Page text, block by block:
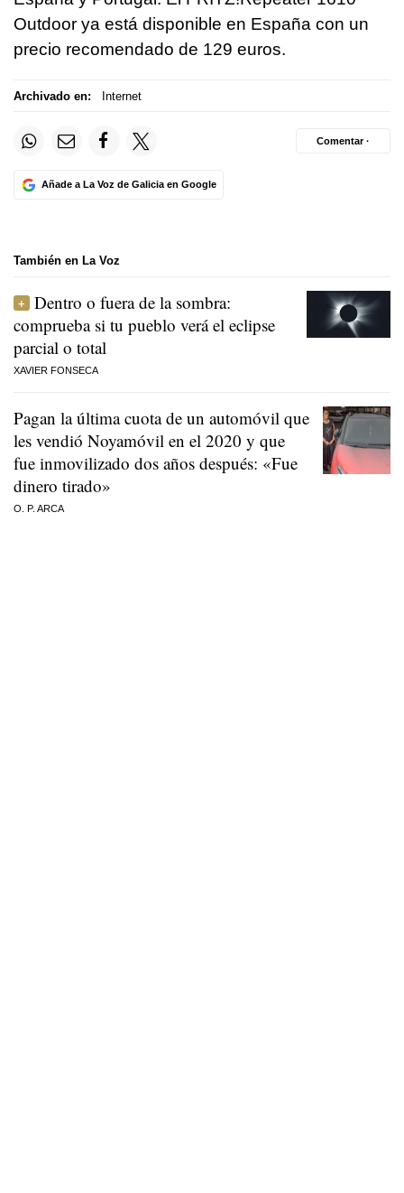
Outdoor ya está disponible en España con un
precio recomendado de 129 euros.
Archivado en: Internet
Añade a La Voz de Galicia en Google
Comentar ·
También en La Voz
Dentro o fuera de la sombra:
comprueba si tu pueblo verá el eclipse
parcial o total
XAVIER FONSECA
Pagan la última cuota de un automóvil que
les vendió Noyamóvil en el 2020 y que
fue inmovilizado dos años después: «Fue
dinero tirado»
O. P. ARCA